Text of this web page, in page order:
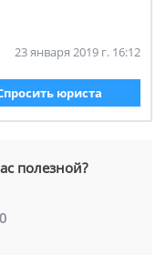
23 января 2019 г. 16:12
юриста
полезной?
0